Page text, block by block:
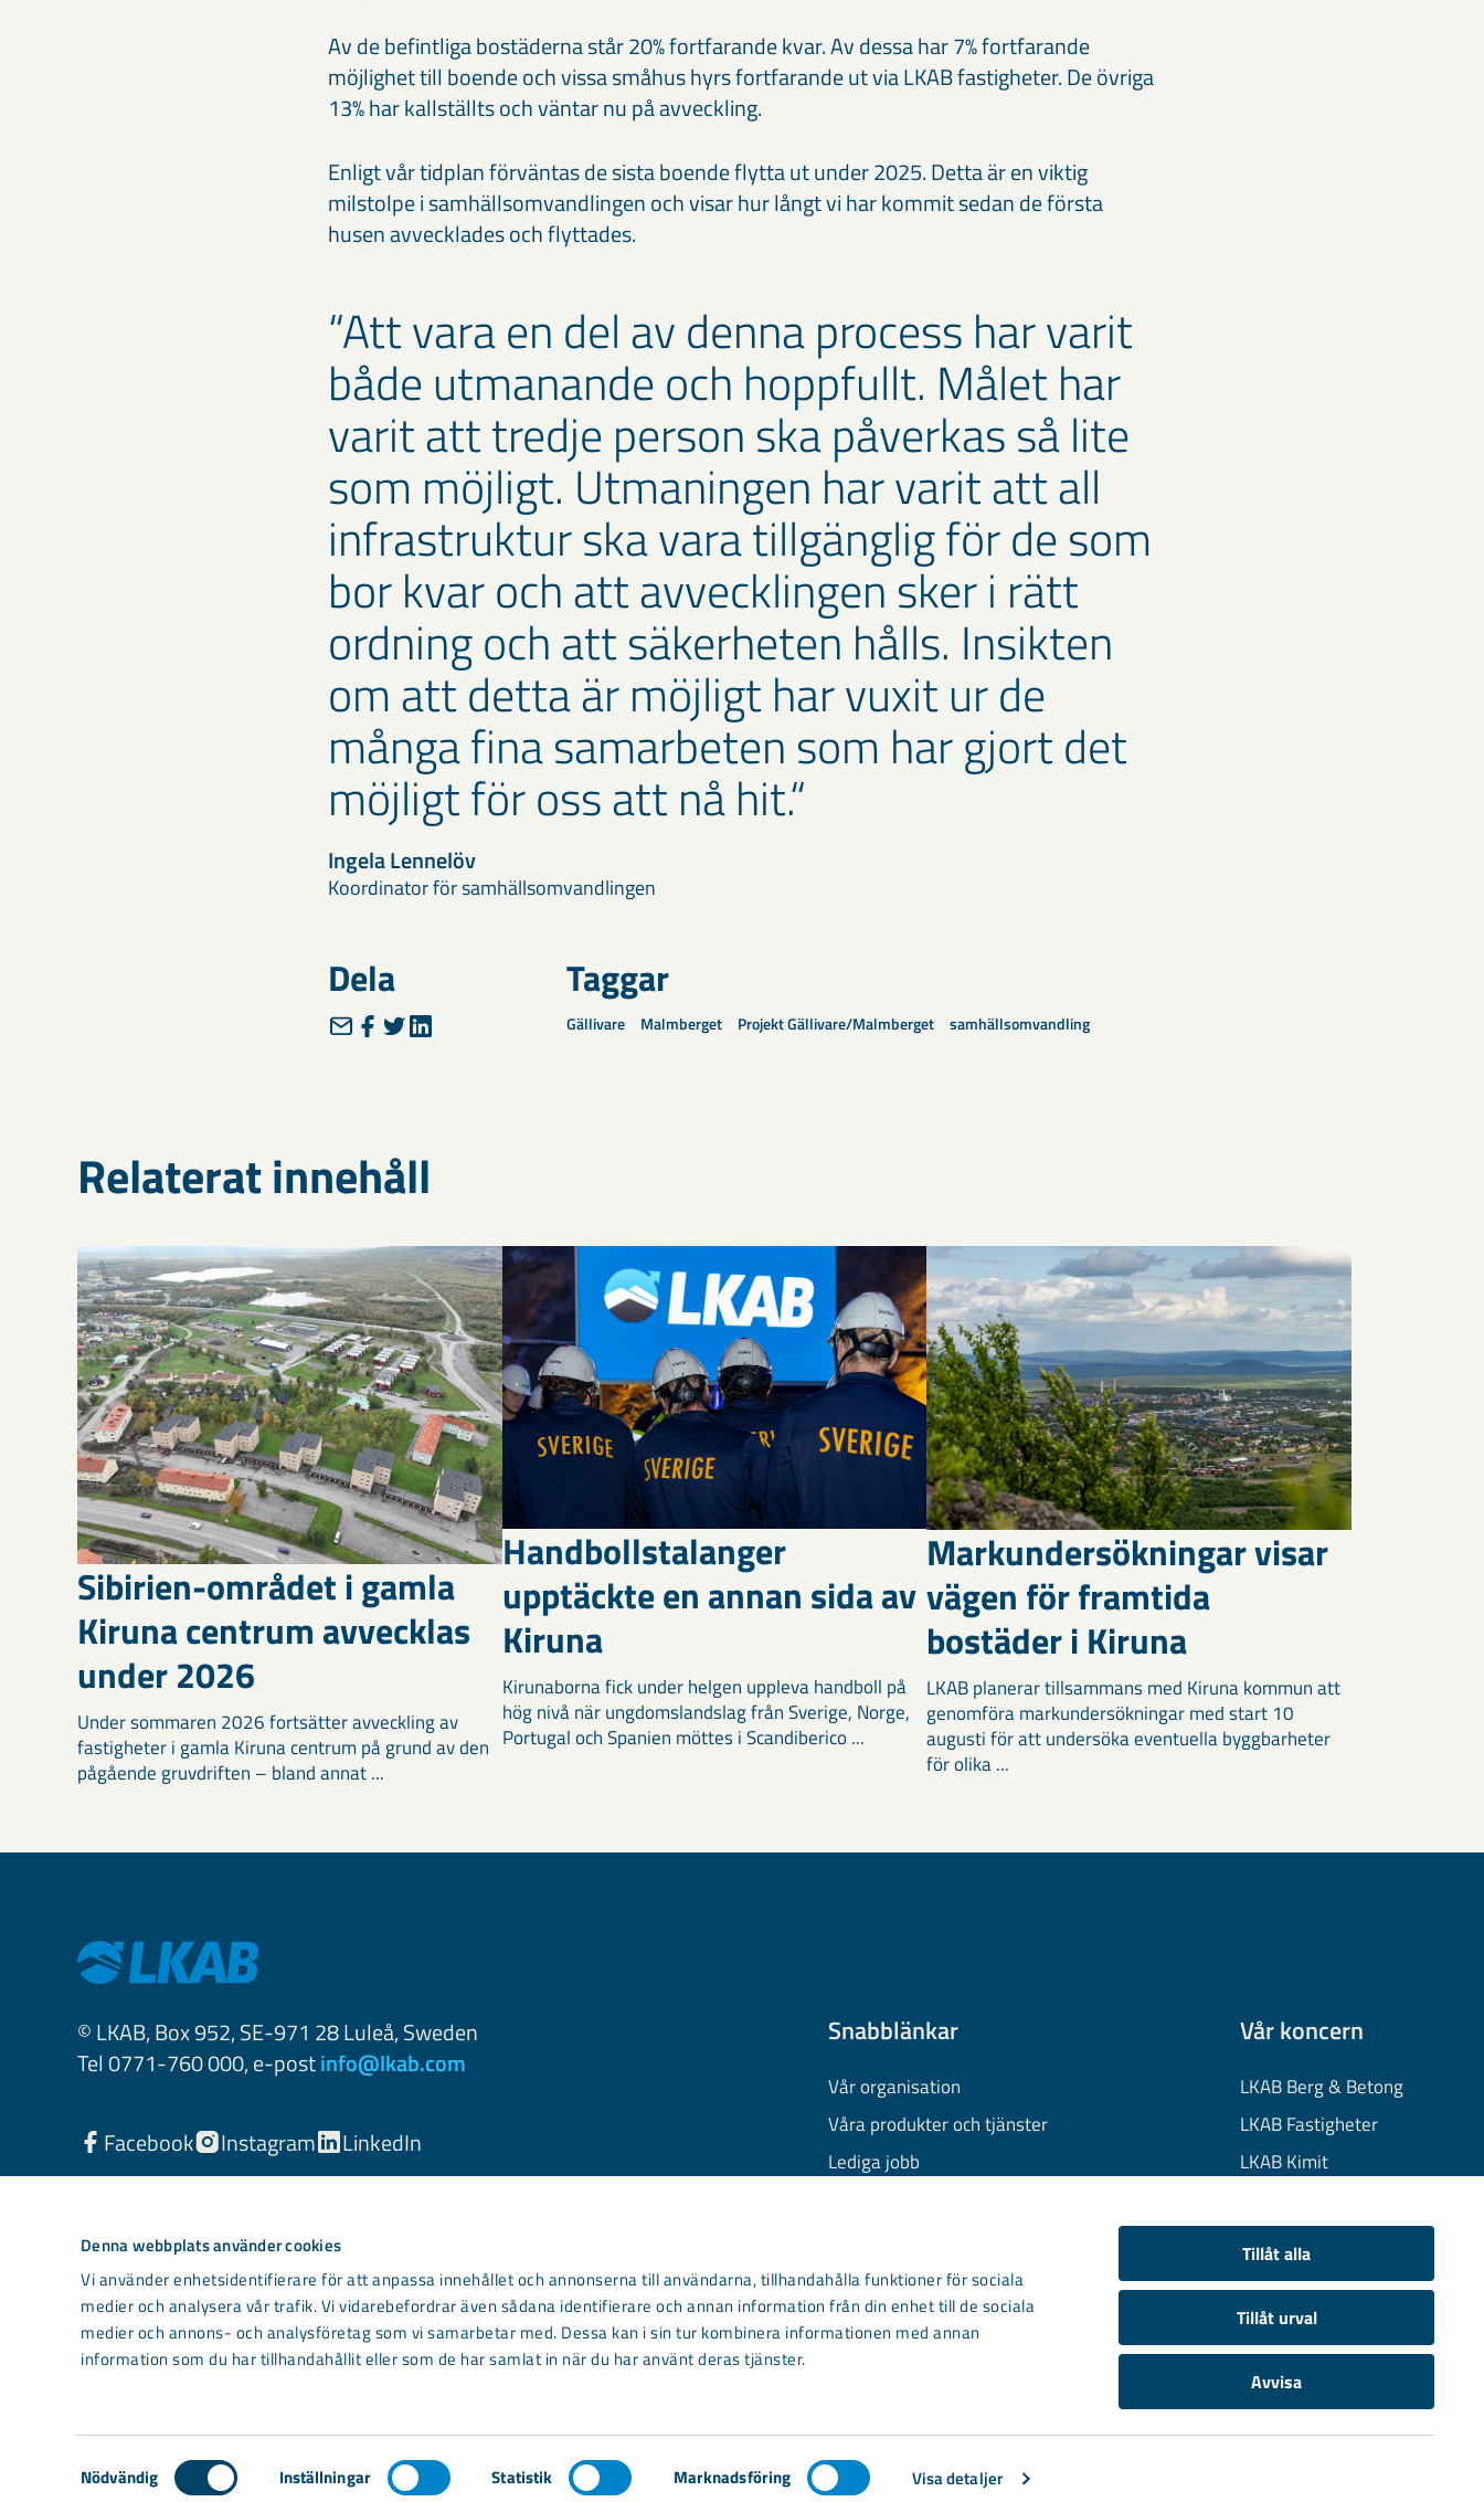
Denna webbplats använder cookies
Vi använder enhetsidentifierare för att anpassa innehållet och annonserna till användarna, tillhandahålla funktioner för sociala
medier och analysera vår trafik. Vi vidarebefordrar även sådana identifierare och annan information från din enhet till de sociala
medier och annons- och analysföretag som vi samarbetar med. Dessa kan i sin tur kombinera informationen med annan
information som du har tillhandahållit eller som de har samlat in när du har använt deras tjänster.
Samtyckesval
Nödvändig Inställningar Statistik Marknadsföring Visa detaljer
Tillåt alla
Tillåt urval
Avvisa
Av de befintliga bostäderna står 20% fortfarande kvar. Av dessa har 7% fortfarande
möjlighet till boende och vissa småhus hyrs fortfarande ut via LKAB fastigheter. De övriga
13% har kallställts och väntar nu på avveckling.
Enligt vår tidplan förväntas de sista boende flytta ut under 2025. Detta är en viktig
milstolpe i samhällsomvandlingen och visar hur långt vi har kommit sedan de första
husen avvecklades och flyttades.
Att vara en del av denna process har varit
både utmanande och hoppfullt. Målet har
varit att tredje person ska påverkas så lite
som möjligt. Utmaningen har varit att all
infrastruktur ska vara tillgänglig för de som
bor kvar och att avvecklingen sker i rätt
ordning och att säkerheten hålls. Insikten
om att detta är möjligt har vuxit ur de
många fina samarbeten som har gjort det
möjligt för oss att nå hit.
Ingela Lennelöv
Koordinator för samhällsomvandlingen
Dela Taggar
Gällivare Malmberget Projekt Gällivare/Malmberget samhällsomvandling
Relaterat innehåll
Sibirien-området i gamla
Kiruna centrum avvecklas
under 2026
Under sommaren 2026 fortsätter avveckling av
fastigheter i gamla Kiruna centrum på grund av den
pågående gruvdriften – bland annat ...
Handbollstalanger
upptäckte en annan sida av
Kiruna
Kirunaborna fick under helgen uppleva handboll på
hög nivå när ungdomslandslag från Sverige, Norge,
Portugal och Spanien möttes i Scandiberico ...
Markundersökningar visar
vägen för framtida
bostäder i Kiruna
LKAB planerar tillsammans med Kiruna kommun att
genomföra markundersökningar med start 10
augusti för att undersöka eventuella byggbarheter
för olika ...
© LKAB, Box 952, SE-971 28 Luleå, Sweden
Tel 0771-760 000, e-postinfo@lkab.com
Facebook Instagram LinkedIn
Snabblänkar
Vår organisation
Våra produkter och tjänster
Lediga jobb
Information om cookies
Kontakta oss
Vår koncern
LKAB Berg & Betong
LKAB Fastigheter
LKAB Kimit
LKAB Wassara
Samhällsutveckling
Light mode